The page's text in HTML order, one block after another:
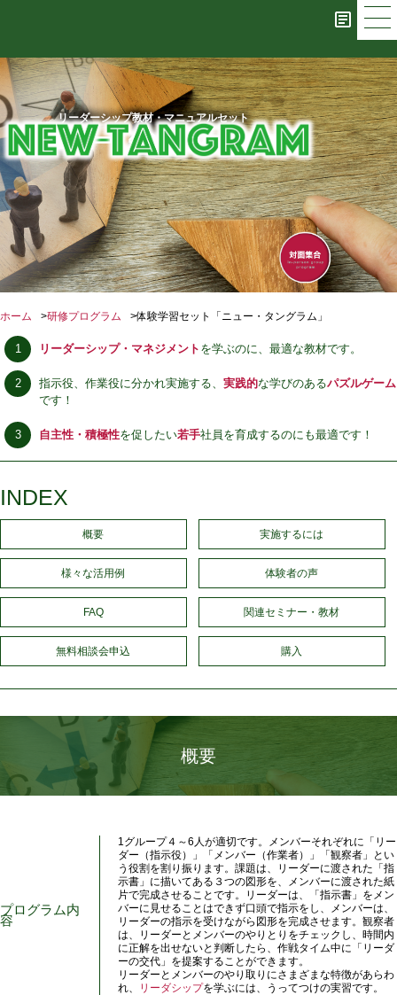
リーダーシップ教材・マニュアルセット
ニュー・タングラム
ホーム 研修プログラム 体験学習セット「ニュー・タングラム」
リーダーシップ・マネジメント を学ぶのに、最適な教材です。
指示役、作業役に分かれ実施する、 実践的な学びのあるパズルゲーム
です！
自主性・積極性を促したい若手社員を育成するのにも最適です！
INDEX
概要 実施するには
様々な活用例 体験者の声
FAQ 関連セミナー・教材
無料相談会申込 購入
概要
プログラム内
容
1グループ４～6人が適切です。メンバーそれぞれに「リー
ダー（指示役）」「メンバー（作業者）」「観察者」とい
う役割を割り振ります。課題は、リーダーに渡された「指
示書」に描いてある３つの図形を、メンバーに渡された紙
片で完成させることです。リーダーは、「指示書」をメン
バーに見せることはできず口頭で指示をし、メンバーは、
リーダーの指示を受けながら図形を完成させます。観察者
は、リーダーとメンバーのやりとりをチェックし、時間内
に正解を出せないと判断したら、作戦タイム中に「リーダ
ーの交代」を提案することができます。
リーダーとメンバーのやり取りにさまざまな特徴があらわ
れ、
リーダシップを学ぶには、うってつけの実習です。